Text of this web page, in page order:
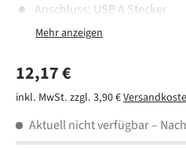
Anschluss: USB A Stecker
USB auf PS/2 Adapter im
Geräuscharme Soft-Touch-
Normaler Preis
12,17 €
inkl. MwSt. zzgl. 3,90 €
Aktuell nicht verfügbar–